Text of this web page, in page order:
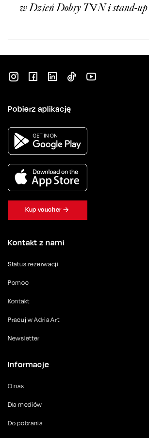
w Dzień Dobry TVN i stand-up
Kontakt z nami
Status rezerwacji
Pomoc
Kontakt
Pracuj w Adria Art
Newsletter
Informacje
O nas
Dla mediów
Do pobrania
Pobierz aplikację
Kup voucher